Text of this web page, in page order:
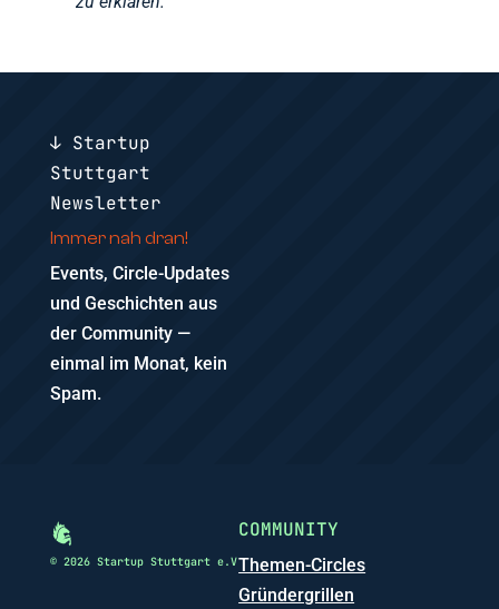
↓ Startup
Stuttgart
Newsletter
Immer nah dran!
Events, Circle-Updates
und Geschichten aus
der Community —
einmal im Monat, kein
Spam.
© 2026 Startup Stuttgart e.V
COMMUNITY
Themen-Circles
Gründergrillen